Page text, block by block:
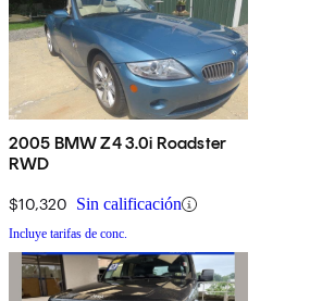
2005 BMW Z4 3.0i Roadster
RWD
$10,320 Sin calificación
Incluye tarifas de conc.